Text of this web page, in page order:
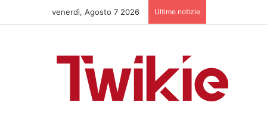
venerdì, Agosto 7 2026 Ultime notizie